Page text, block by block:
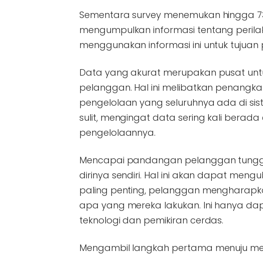
Sementara survey menemukan hingga
mengumpulkan informasi tentang
menggunakan informasi ini untuk tujuan
Data yang akurat merupakan pusat
pelanggan. Hal ini melibatkan
pengelolaan yang seluruhnya ada di
sulit, mengingat data sering kali
pengelolaannya.
Mencapai pandangan pelanggan
dirinya sendiri. Hal ini akan dapat
paling penting, pelanggan
apa yang mereka lakukan. Ini hanya
teknologi dan pemikiran cerdas.
Mengambil langkah pertama menuju